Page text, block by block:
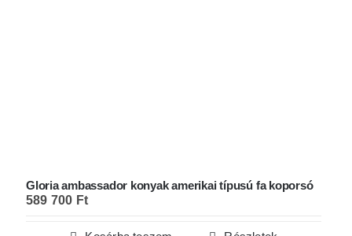
Gloria ambassador konyak amerikai típusú fa koporsó
589 700 Ft